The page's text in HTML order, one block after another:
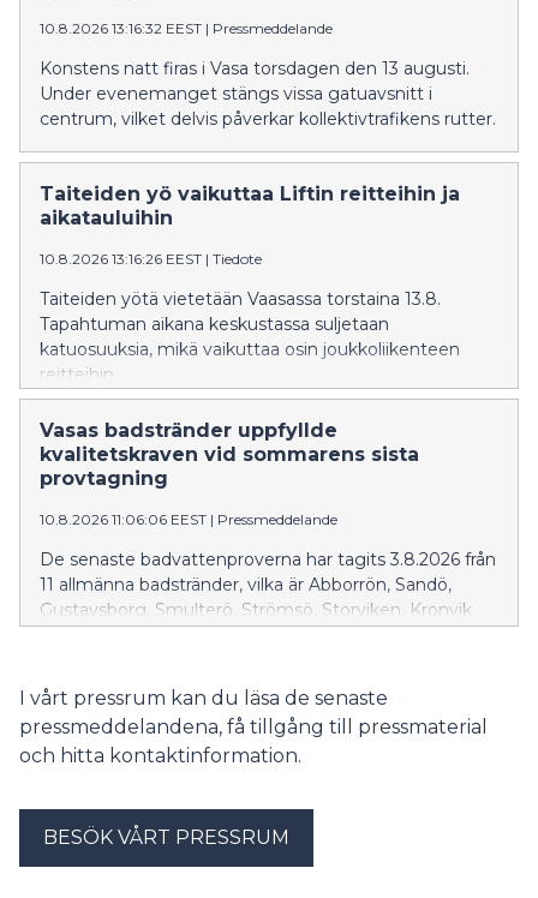
10.8.2026 13:16:32 EEST | Pressmeddelande
Konstens natt firas i Vasa torsdagen den 13 augusti.
Under evenemanget stängs vissa gatuavsnitt i
centrum, vilket delvis påverkar kollektivtrafikens rutter.
Taiteiden yö vaikuttaa Liftin reitteihin ja
aikatauluihin
10.8.2026 13:16:26 EEST | Tiedote
Taiteiden yötä vietetään Vaasassa torstaina 13.8.
Tapahtuman aikana keskustassa suljetaan
katuosuuksia, mikä vaikuttaa osin joukkoliikenteen
reitteihin.
Vasas badstränder uppfyllde
kvalitetskraven vid sommarens sista
provtagning
10.8.2026 11:06:06 EEST | Pressmeddelande
De senaste badvattenproverna har tagits 3.8.2026 från
11 allmänna badstränder, vilka är Abborrön, Sandö,
Gustavsborg, Smulterö, Strömsö, Storviken, Kronvik,
I vårt pressrum kan du läsa de senaste
pressmeddelandena, få tillgång till pressmaterial
och hitta kontaktinformation.
BESÖK VÅRT PRESSRUM